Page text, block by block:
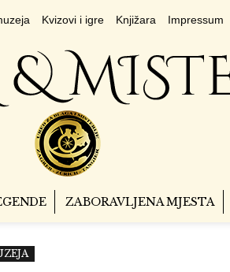
Kvizovi i igre Knjižara Impressum
ZABORAVLJENA MJESTA